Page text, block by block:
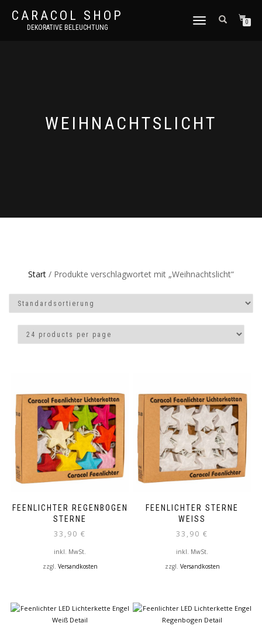
CARACOL SHOP
DEKORATIVE BELEUCHTUNG
NAVIGATION
0
WEIHNACHTSLICHT
Start / Produkte verschlagwortet mit „Weihnachtslicht“
FEENLICHTER REGENBOGEN
STERNE
33,90 €
inkl. MwSt.
zzgl. Versandkosten
FEENLICHTER STERNE
WEISS
33,90 €
inkl. MwSt.
zzgl. Versandkosten
Varianten